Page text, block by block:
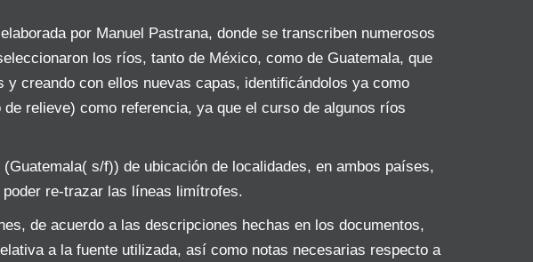
por Manuel Pastrana, donde se transcriben numerosos
los ríos, tanto de México, como de Guatemala, que
creando con ellos nuevas capas, identificándolos ya como
relieve) como referencia, ya que el curso de algunos ríos
s/f)) de ubicación de localidades, en ambos países,
re-trazar las líneas limítrofes.
de acuerdo a las descripciones hechas en los documentos,
a la fuente utilizada, así como notas necesarias respecto a